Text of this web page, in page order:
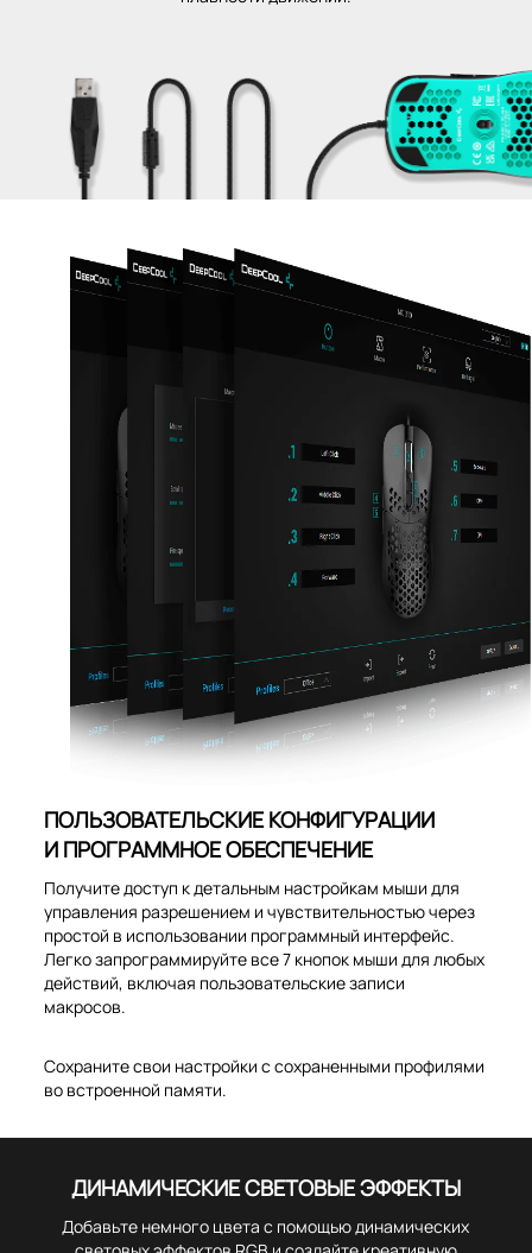
ПОЛЬЗОВАТЕЛЬСКИЕ КОНФИГУРАЦИИ
И ПРОГРАММНОЕ ОБЕСПЕЧЕНИЕ
Получите доступ к детальным настройкам мыши для
управления разрешением и чувствительностью через
простой в использовании программный интерфейс.
Легко запрограммируйте все 7 кнопок мыши для любых
действий, включая пользовательские записи
макросов.
Сохраните свои настройки с сохраненными профилями
во встроенной памяти.
ДИНАМИЧЕСКИЕ СВЕТОВЫЕ ЭФФЕКТЫ
Добавьте немного цвета с помощью динамических